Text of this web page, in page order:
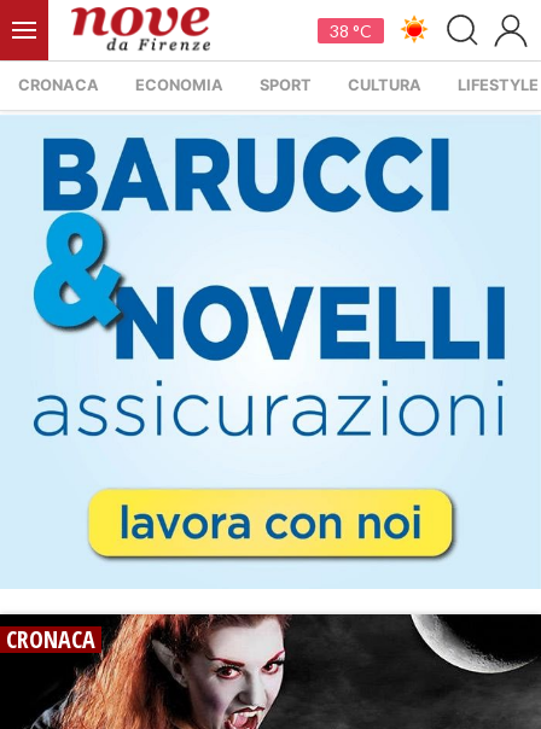
38 °C
CRONACA ECONOMIA SPORT CULTURA LIFESTYLE
CRONACA